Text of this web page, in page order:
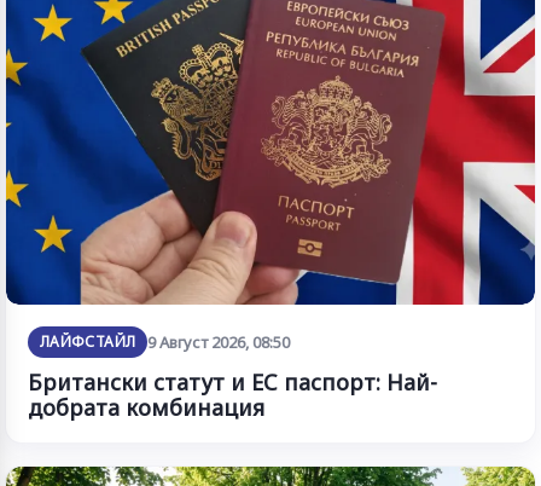
ЛАЙФСТАЙЛ 9 Август 2026, 08:50
Британски статут и ЕС паспорт: Най-
добрата комбинация